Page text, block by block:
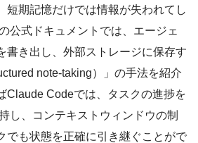
短期記憶だけでは情報が失われてし
公式ドキュメントでは、エージェ
書き出し、外部ストレージに保存す
note-taking）」の手法を紹介
Claude Codeでは、タスクの進捗を
し、コンテキストウィンドウの制
でも状態を正確に引き継ぐことがで